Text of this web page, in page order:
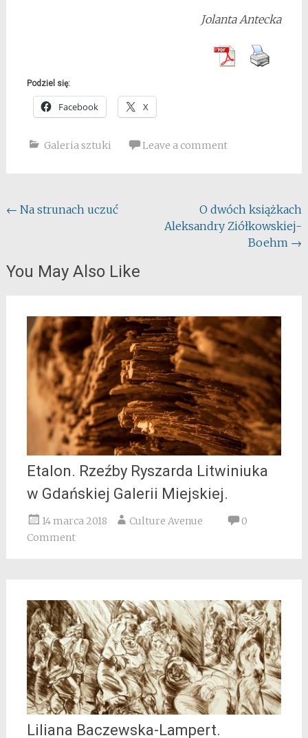
Jolanta Antecka
Podziel się:
Facebook X
Galeria sztuki Leave a comment
Post
← Na strunach uczuć
O dwóch książkach
Aleksandry Ziółkowskiej-
Boehm →
You May Also Like
Etalon. Rzeźby Ryszarda Litwiniuka
w Gdańskiej Galerii Miejskiej.
14 marca 2018 Culture Avenue
0
Comment
Liliana Baczewska-Lampert.